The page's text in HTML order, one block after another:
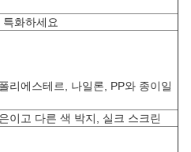
화하세요
리에스테르, 나일론, PP와 종이일
이고 다른 색 박지, 실크 스크린